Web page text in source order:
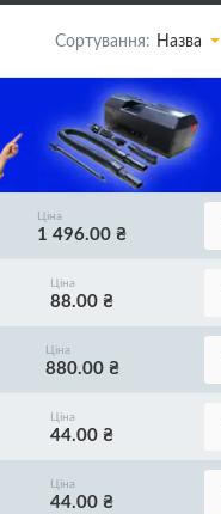
Сортування: Назва
Ціна
1 496.00 ₴
Ціна
88.00 ₴
Ціна
880.00 ₴
Ціна
44.00 ₴
Ціна
44.00 ₴